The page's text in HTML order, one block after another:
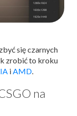
się czarnych
zrobić to kroku
iAMD.
na